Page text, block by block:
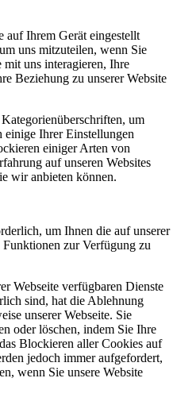
auf Ihrem Gerät eingestellt
uns mitzuteilen, wenn Sie
mit uns interagieren, Ihre
Beziehung zu unserer Website
um
einige Ihrer Einstellungen
einiger Arten von
auf unseren Websites
wir anbieten können.
um Ihnen die auf unserer
zur Verfügung zu
Webseite verfügbaren Dienste
sind, hat die Ablehnung
unserer Webseite. Sie
oder löschen, indem Sie Ihre
Blockieren aller Cookies auf
jedoch immer aufgefordert,
wenn Sie unsere Website